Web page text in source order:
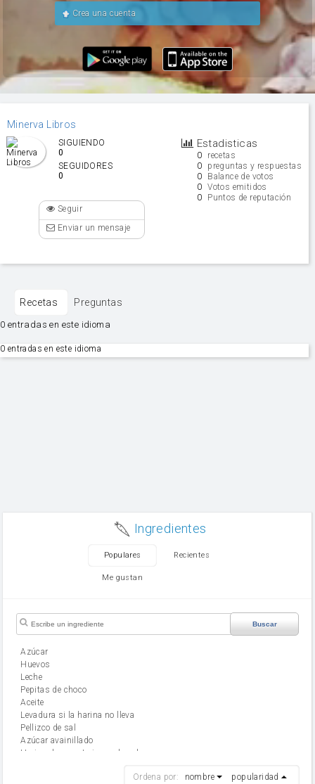
Crea una cuenta
Minerva Libros
Estadisticas
0 recetas
0 preguntas y respuestas
0 Balance de votos
0 Votos emitidos
0 Puntos de reputación
SIGUIENDO
0
SEGUIDORES
0
Seguir
Enviar un mensaje
Recetas Preguntas
0 entradas en este idioma
0 entradas en este idioma
Ingredientes
Populares Recientes
Me gustan
Buscar
Azúcar
huevos
leche
Pepitas de choco
aceite
Levadura si la harina no lleva
Pellizco de sal
Azúcar avainillado
Harina de reposteria con levadura
Ordena por: nombre popularidad